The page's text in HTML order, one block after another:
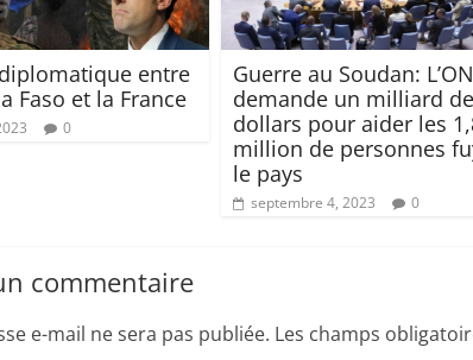
entre
Faso et la France
0
Guerre au Soudan:
demande un milliard de
dollars pour aider les
million de personnes
le pays
septembre 4, 2023 0
commentaire
e-mail ne sera pas publiée. Les champs